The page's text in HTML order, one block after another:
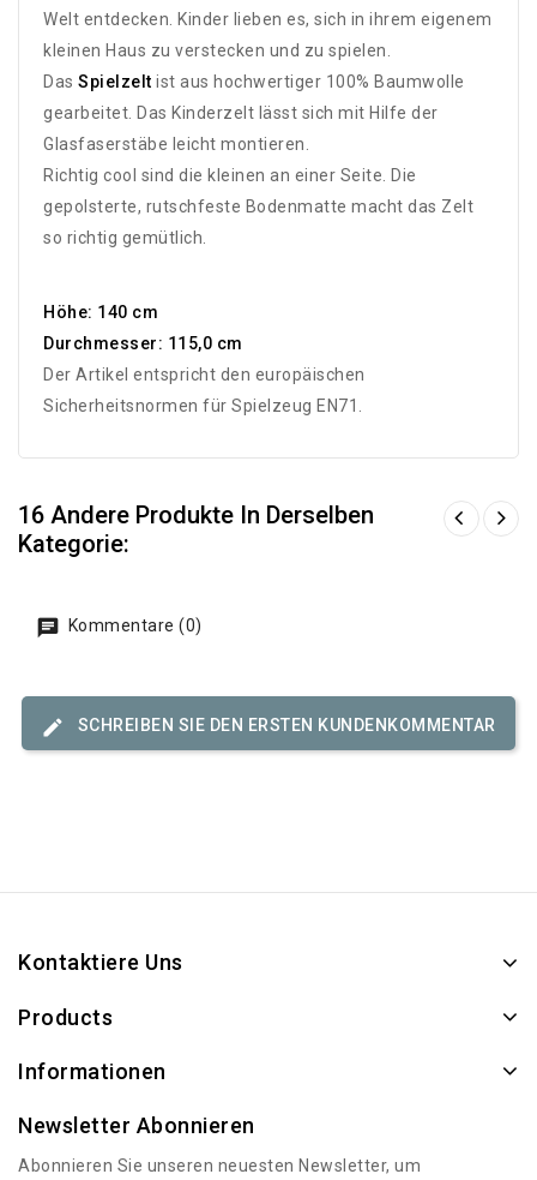
Welt entdecken. Kinder lieben es, sich in ihrem eigenem
kleinen Haus zu verstecken und zu spielen.
Das Spielzelt ist aus hochwertiger 100% Baumwolle
gearbeitet. Das Kinderzelt lässt sich mit Hilfe der
Glasfaserstäbe leicht montieren.
Richtig cool sind die kleinen an einer Seite. Die
gepolsterte, rutschfeste Bodenmatte macht das Zelt
so richtig gemütlich.
Höhe: 140 cm
Durchmesser: 115,0 cm
Der Artikel entspricht den europäischen
Sicherheitsnormen für Spielzeug EN71.
16 Andere Produkte In Derselben
Kategorie:
Kommentare (0)
SCHREIBEN SIE DEN ERSTEN KUNDENKOMMENTAR
Kontaktiere Uns
Products
Informationen
Newsletter Abonnieren
Abonnieren Sie unseren neuesten Newsletter, um